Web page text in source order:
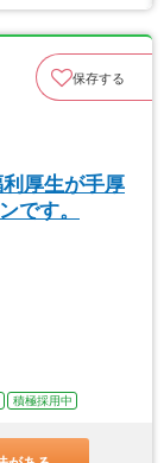
保存する
利厚生が手厚
です。
積極採用中